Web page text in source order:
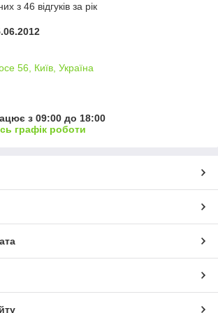
з 46 відгуків за рік
56, Київ, Україна
з 09:00 до 18:00
графік роботи